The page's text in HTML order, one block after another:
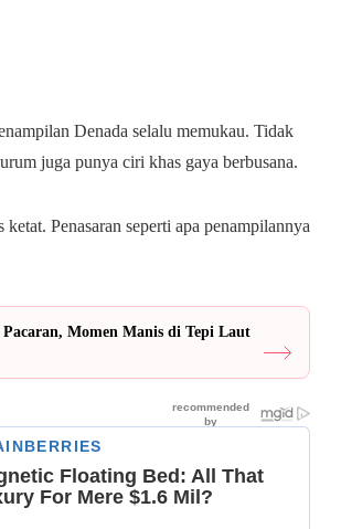
Denada selalu memukau. Tidak
juga punya ciri khas gaya berbusana.
Penasaran seperti apa penampilannya
Momen Manis di Tepi Laut